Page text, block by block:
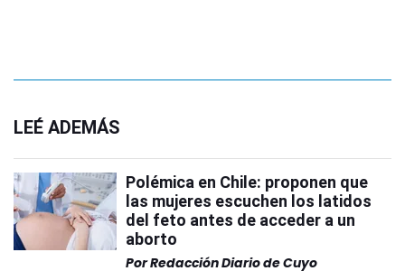
LEÉ ADEMÁS
Polémica en Chile: proponen que
las mujeres escuchen los latidos
del feto antes de acceder a un
aborto
PorRedacción Diario de Cuyo